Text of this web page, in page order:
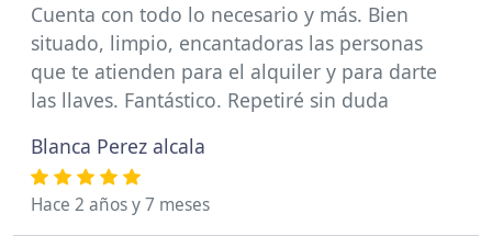
Cuenta con todo lo necesario y más. Bien
situado, limpio, encantadoras las personas
que te atienden para el alquiler y para darte
las llaves. Fantástico. Repetiré sin duda
Blanca Perez alcala
Hace 2 años y 7 meses